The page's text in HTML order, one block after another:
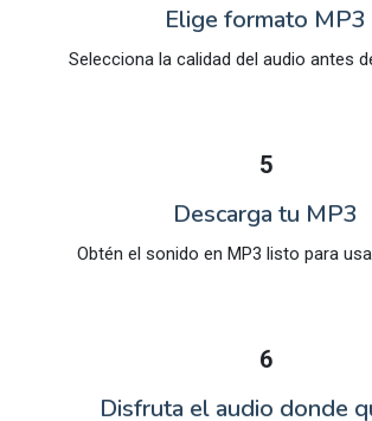
Elige formato MP3
Selecciona la calidad del audio antes
5
Descarga tu MP3
Obtén el sonido en MP3 listo para
6
Disfruta el audio donde